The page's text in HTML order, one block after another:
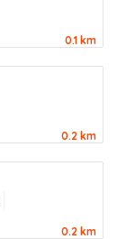
0.1 km
0.2 km
0.2 km